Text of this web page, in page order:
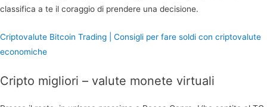
classifica a te il coraggio di prendere una decisione.
Criptovalute Bitcoin Trading | Consigli per fare soldi con criptovalute
economiche
Cripto migliori – valute monete virtuali